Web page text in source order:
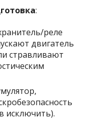
:
реле
двигатель
стравливают
исключить).